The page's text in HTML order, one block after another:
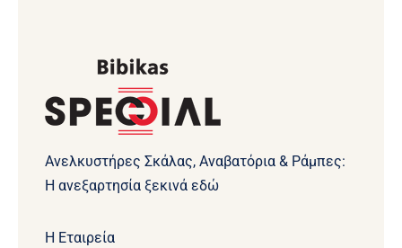
Ανελκυστήρες Σκάλας, Αναβατόρια & Ράμπες:
Η ανεξαρτησία ξεκινά εδώ
Η Εταιρεία